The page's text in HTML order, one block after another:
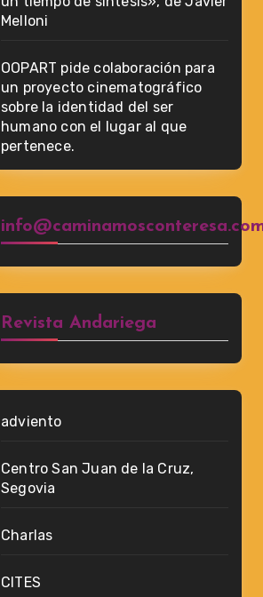
Melloni
OOPART pide colaboración para
un proyecto cinematográfico
sobre la identidad del ser
humano con el lugar al que
pertenece.
Revista Andariega
adviento
Centro San Juan de la Cruz,
Segovia
Charlas
CITES